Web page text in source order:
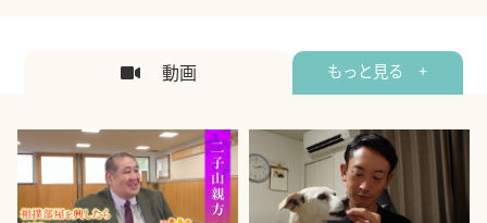
動画 もっと見る +